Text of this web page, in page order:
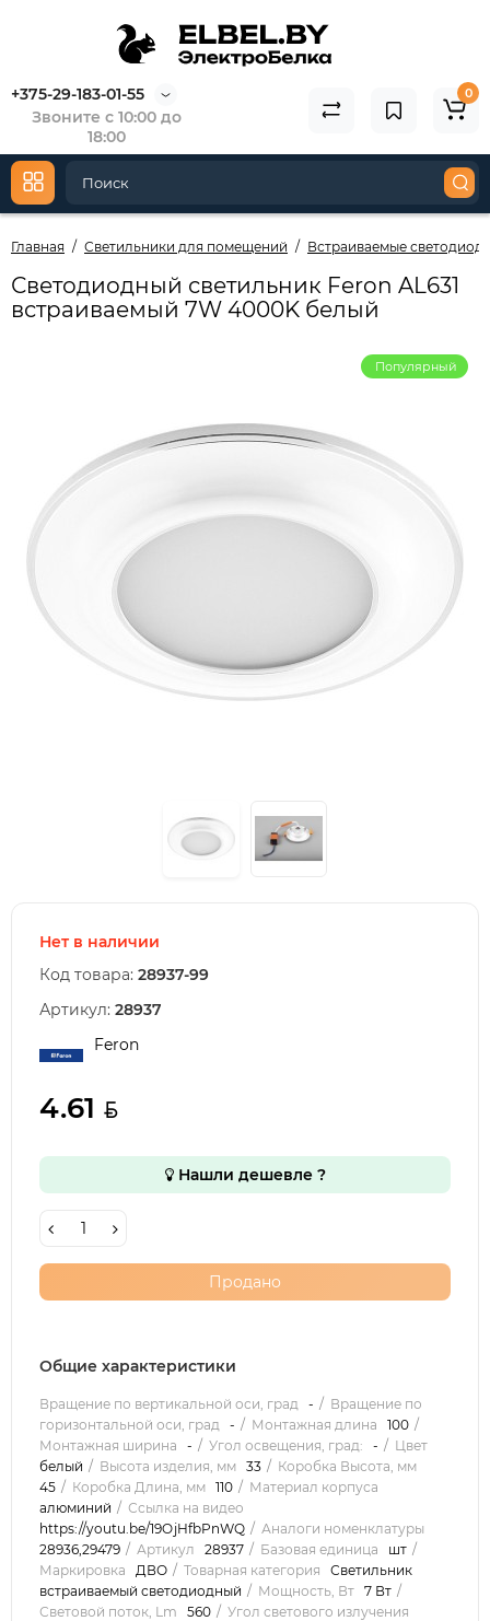
+375-29-183-01-55
Звоните с 10:00 до
18:00
0
Главная Светильники для помещений Встраиваемые
Светодиодный светильник Feron AL631
встраиваемый 7W 4000K белый
Популярный
Нет в наличии
Код товара: 28937-99
Артикул: 28937
Feron
4.61
Нашли дешевле ?
Продано
Общие характеристики
Вращение по вертикальной оси, град -
Вращение по
горизонтальной оси, град - Монтажная длина
100
Монтажная ширина
- Угол освещения, град: -
Цвет
белый
Высота изделия, мм 33
Коробка Высота, мм
45
Коробка Длина, мм 110
Материал корпуса
алюминий
Ссылка на видео
https://youtu.be/19OjHfbPnWQ
Аналоги номенклатуры
28936,29479
Артикул 28937 Базовая единица
шт
Маркировка
ДВО Товарная категория
Светильник
встраиваемый светодиодный
Мощность, Вт 7 Вт
Световой поток, Lm
560
Угол светового излучения